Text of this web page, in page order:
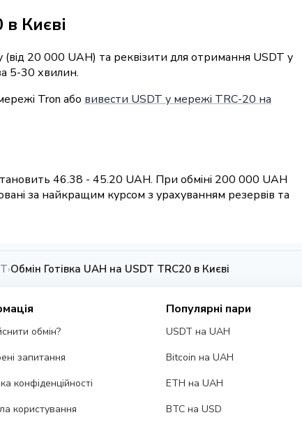
Києві
(від 20 000 UAH) та реквізити для отримання USDT у
5-30 хвилин.
Tron або вивести USDT у мережі TRC-20 на
46.38 - 45.20 UAH. При обміні 200 000 UAH
за найкращим курсом з урахуванням резервів та
›Обмін Готівка UAH на USDT TRC20 в Києві
обмін?
запитання
конфіденційності
користування
Популярні пари
USDT на UAH
Bitcoin на UAH
ETH на UAH
BTC на USD